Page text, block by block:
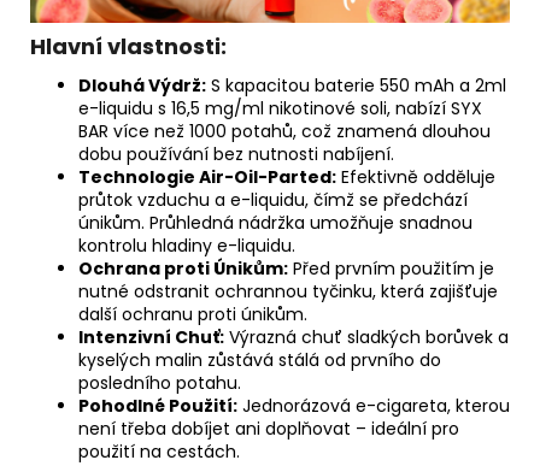
Hlavní vlastnosti:
Dlouhá Výdrž: S kapacitou baterie 550 mAh a 2ml
e-liquidu s 16,5 mg/ml nikotinové soli, nabízí SYX
BAR více než 1000 potahů, což znamená dlouhou
dobu používání bez nutnosti nabíjení.
Technologie Air-Oil-Parted: Efektivně odděluje
průtok vzduchu a e-liquidu, čímž se předchází
únikům. Průhledná nádržka umožňuje snadnou
kontrolu hladiny e-liquidu.
Ochrana proti Únikům: Před prvním použitím je
nutné odstranit ochrannou tyčinku, která zajišťuje
další ochranu proti únikům.
Intenzivní Chuť: Výrazná chuť sladkých borůvek a
kyselých malin zůstává stálá od prvního do
posledního potahu.
Pohodlné Použití: Jednorázová e-cigareta, kterou
není třeba dobíjet ani doplňovat – ideální pro
použití na cestách.